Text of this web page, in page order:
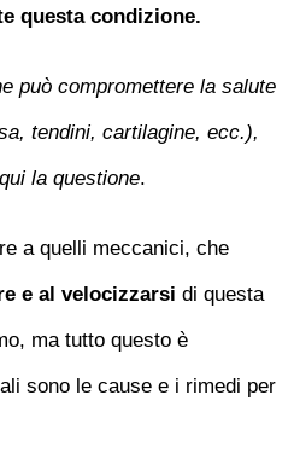
questa condizione.
può compromettere la salute
tendini, cartilagine, ecc.),
la questione.
a quelli meccanici, che
e al velocizzarsidi questa
ma tutto questo è
sono le cause e i rimedi per